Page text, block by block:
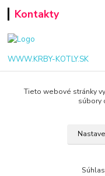
Kontakty
WWW.KRBY-KOTLY.SK
Tieto webové stránky
súbory